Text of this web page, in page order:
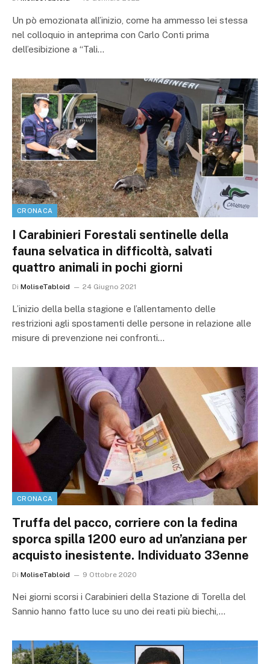
Un pò emozionata all’inizio, come ha ammesso lei stessa
nel colloquio in anteprima con Carlo Conti prima
dell’esibizione a “Tali…
CRONACA
I Carabinieri Forestali sentinelle della
fauna selvatica in difficoltà, salvati
quattro animali in pochi giorni
Di MoliseTabloid 24 Giugno 2021
L’inizio della bella stagione e l’allentamento delle
restrizioni agli spostamenti delle persone in relazione alle
misure di prevenzione nei confronti…
CRONACA
Truffa del pacco, corriere con la fedina
sporca spilla 1200 euro ad un’anziana per
acquisto inesistente. Individuato 33enne
Di MoliseTabloid 9 Ottobre 2020
Nei giorni scorsi i Carabinieri della Stazione di Torella del
Sannio hanno fatto luce su uno dei reati più biechi,…